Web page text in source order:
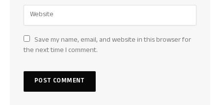
Save my name, email, and website in this browser for
the next time I comment.